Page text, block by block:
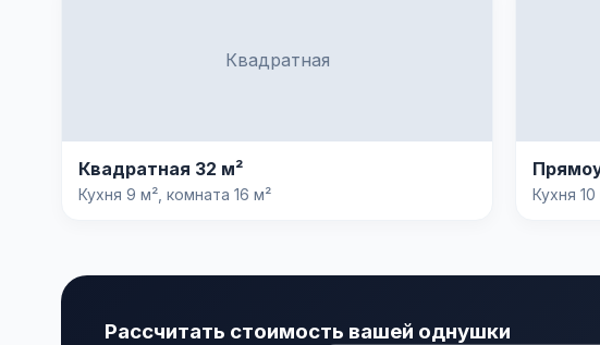
Квадратная
Квадратная 32 м²
Кухня 9 м², комната 16 м² Кухня
Рассчитать стоимость вашей однушки